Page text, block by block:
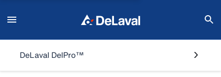
DeLaval DelPro™